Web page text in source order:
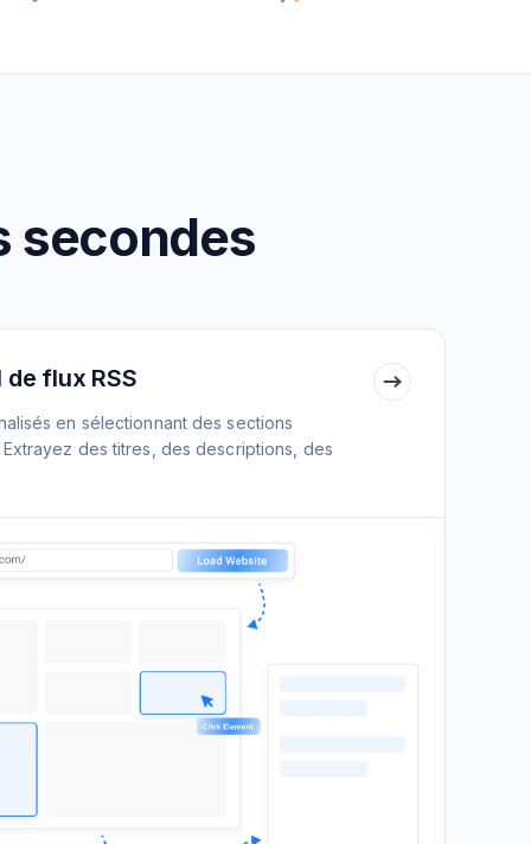
secondes
flux RSS
en sélectionnant des sections
des titres, des descriptions, des